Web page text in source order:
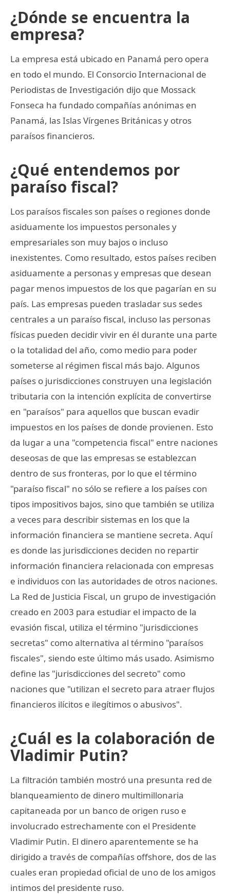
¿Dónde se encuentra la
empresa?
La empresa está ubicado en Panamá pero opera
en todo el mundo. El Consorcio Internacional de
Periodistas de Investigación dijo que Mossack
Fonseca ha fundado compañías anónimas en
Panamá, las Islas Vírgenes Británicas y otros
paraísos financieros.
¿Qué entendemos por
paraíso fiscal?
Los paraísos fiscales son países o regiones donde
asiduamente los impuestos personales y
empresariales son muy bajos o incluso
inexistentes. Como resultado, estos países reciben
asiduamente a personas y empresas que desean
pagar menos impuestos de los que pagarían en su
país. Las empresas pueden trasladar sus sedes
centrales a un paraíso fiscal, incluso las personas
físicas pueden decidir vivir en él durante una parte
o la totalidad del año, como medio para poder
someterse al régimen fiscal más bajo. Algunos
países o jurisdicciones construyen una legislación
tributaria con la intención explícita de convertirse
en "paraísos" para aquellos que buscan evadir
impuestos en los países de donde provienen. Esto
da lugar a una "competencia fiscal" entre naciones
deseosas de que las empresas se establezcan
dentro de sus fronteras, por lo que el término
"paraíso fiscal" no sólo se refiere a los países con
tipos impositivos bajos, sino que también se utiliza
a veces para describir sistemas en los que la
información financiera se mantiene secreta. Aquí
es donde las jurisdicciones deciden no repartir
información financiera relacionada con empresas
e individuos con las autoridades de otros naciones.
La Red de Justicia Fiscal, un grupo de investigación
creado en 2003 para estudiar el impacto de la
evasión fiscal, utiliza el término "jurisdicciones
secretas" como alternativa al término "paraísos
fiscales", siendo este último más usado. Asimismo
define las "jurisdicciones del secreto" como
naciones que "utilizan el secreto para atraer flujos
financieros ilícitos e ilegítimos o abusivos".
¿Cuál es la colaboración de
Vladimir Putin?
La filtración también mostró una presunta red de
blanqueamiento de dinero multimillonaria
capitaneada por un banco de origen ruso e
involucrado estrechamente con el Presidente
Vladimir Putin. El dinero aparentemente se ha
dirigido a través de compañías offshore, dos de las
cuales eran propiedad oficial de uno de los amigos
intimos del presidente ruso.